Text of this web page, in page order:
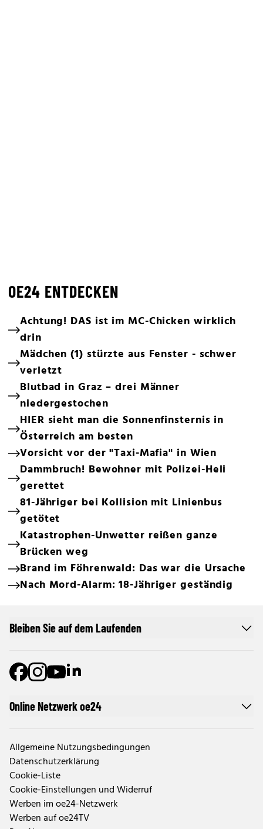
OE24 ENTDECKEN
Achtung! DAS ist im MC-Chicken wirklich
drin
Mädchen (1) stürzte aus Fenster - schwer
verletzt
Blutbad in Graz – drei Männer
niedergestochen
HIER sieht man die Sonnenfinsternis in
Österreich am besten
Vorsicht vor der "Taxi-Mafia" in Wien
Dammbruch! Bewohner mit Polizei-Heli
gerettet
81-Jähriger bei Kollision mit Linienbus
getötet
Katastrophen-Unwetter reißen ganze
Brücken weg
Brand im Föhrenwald: Das war die Ursache
Nach Mord-Alarm: 18-Jähriger geständig
Online Netzwerk oe24
Allgemeine Nutzungsbedingungen
Datenschutzerklärung
Cookie-Liste
Cookie-Einstellungen und Widerruf
Werben im oe24-Netzwerk
Werben auf oe24TV
Bleiben Sie auf dem Laufenden